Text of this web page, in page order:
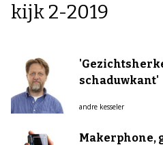
kijk 2-2019
schaduwkant'
andre kesseler
Makerphone,